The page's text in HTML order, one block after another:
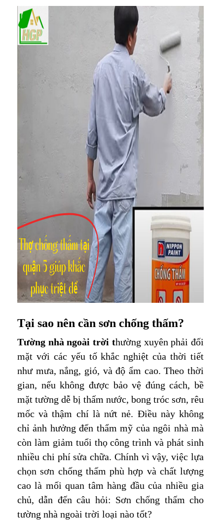
Tại sao nên cần sơn chống thấm?
Tường nhà ngoài trời thường xuyên phải đối
mặt với các yếu tố khắc nghiệt của thời tiết
như mưa, nắng, gió, và độ ẩm cao. Theo thời
gian, nếu không được bảo vệ đúng cách, bề
mặt tường dễ bị thấm nước, bong tróc sơn, rêu
mốc và thậm chí là nứt nẻ. Điều này không
chỉ ảnh hưởng đến thẩm mỹ của ngôi nhà mà
còn làm giảm tuổi thọ công trình và phát sinh
nhiều chi phí sửa chữa. Chính vì vậy, việc lựa
chọn sơn chống thấm phù hợp và chất lượng
cao là mối quan tâm hàng đầu của nhiều gia
chủ, dẫn đến câu hỏi: Sơn chống thấm cho
tường nhà ngoài trời loại nào tốt?